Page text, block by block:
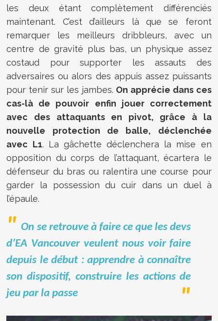
les deux étant complètement différenciés
maintenant. C’est d’ailleurs là que se feront
remarquer les meilleurs dribbleurs, avec un
centre de gravité plus bas, un physique assez
costaud pour supporter les assauts des
adversaires ou alors des appuis assez puissants
pour tenir sur les jambes. On apprécie dans ces
cas-là de pouvoir enfin jouer correctement
avec des attaquants en pivot, grâce à la
nouvelle protection de balle, déclenchée
avec L1. La gâchette déclenchera la mise en
opposition du corps de l’attaquant, écartera le
défenseur du bras ou ralentira une course pour
garder la possession du cuir dans un duel à
l’épaule.
On se retrouve à faire ce que les devs
d’EA Vancouver veulent nous voir faire
depuis le début : apprendre à connaître
son dispositif, construire les actions de
jeu par la passe